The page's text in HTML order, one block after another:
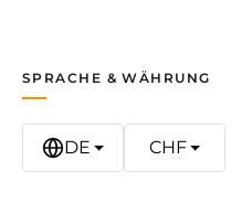
SPRACHE & WÄHRUNG
DE CHF